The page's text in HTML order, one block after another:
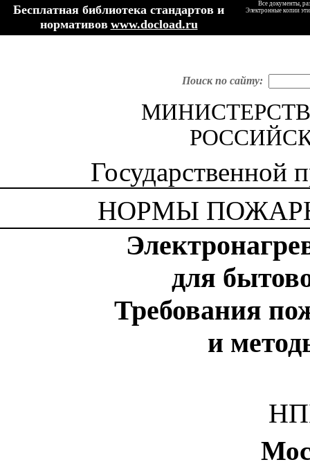
Бесплатная библиотека стандартов и
нормативов www.docload.ru
Все документы,
Электронные копии
Поиск по сайту:
Государственной
НОРМЫ
для
Требования
и